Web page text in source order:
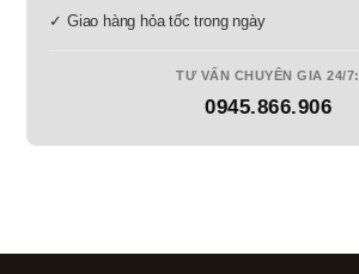
✓ Giao hàng hỏa tốc trong ngày
TƯ VẤN CHUYÊN GIA 24/7:
0945.866.906